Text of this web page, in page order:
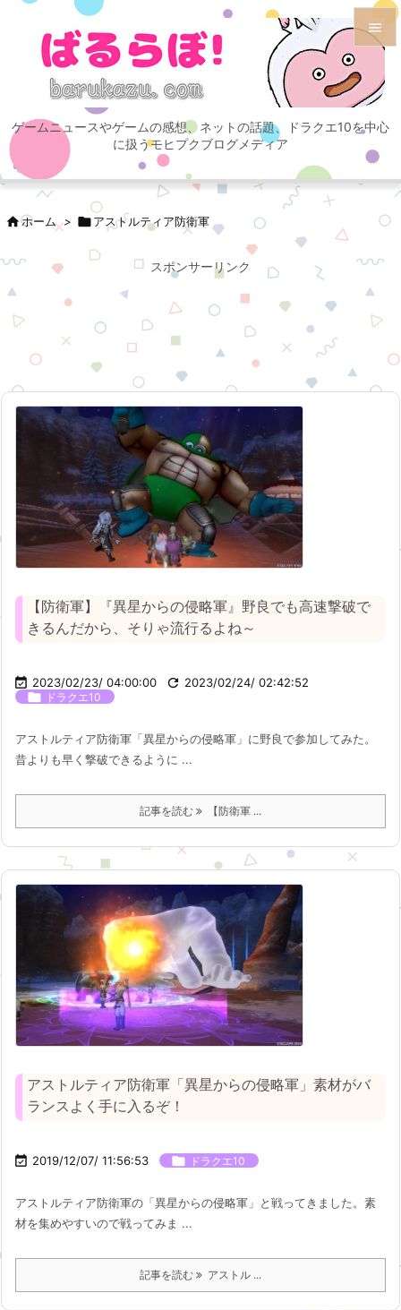
ゲームニュースやゲームの感想、ネットの話題、ドラクエ10を中心
に扱うモヒプクブログメディア

メニュ

サイド

次へ
検索
ホーム > アストルティア防衛軍
スポンサーリンク
【防衛軍】『異星からの侵略軍』野良でも高速撃破で
きるんだから、そりゃ流行るよね～
 2023/02/23/ 04:00:00  2023/02/24/ 02:42:52
 ドラクエ10
アストルティア防衛軍「異星からの侵略軍」に野良で参加してみた。
昔よりも早く撃破できるように ...
記事を読む 【防衛軍 ...
アストルティア防衛軍「異星からの侵略軍」素材がバ
ランスよく手に入るぞ！
 2019/12/07/ 11:56:53  ドラクエ10
アストルティア防衛軍の「異星からの侵略軍」と戦ってきました。素
材を集めやすいので戦ってみま ...
記事を読む アストル ...